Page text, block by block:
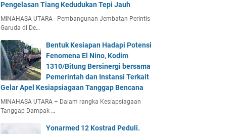
Pengelasan Tiang Kedudukan Tepi Jauh
MINAHASA UTARA - Pembangunan Jembatan Perintis
Garuda di De…
Bentuk Kesiapan Hadapi Potensi
Fenomena El Nino, Kodim
1310/Bitung Bersinergi bersama
Pemerintah dan Instansi Terkait
Gelar Apel Kesiapsiagaan Tanggap Bencana
MINAHASA UTARA – Dalam rangka Kesiapsiagaan
Tanggap Dampak …
Yonarmed 12 Kostrad Peduli.